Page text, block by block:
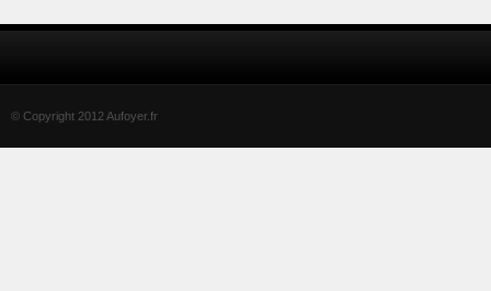
© Copyright 2012 Aufoyer.fr